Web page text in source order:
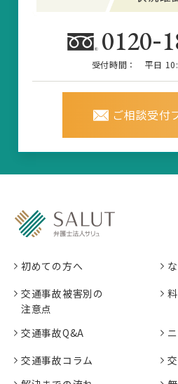
0120-
受付時間： 平日
ご相談受付
初めての方へ
交通事故被害別の
注意点
交通事故Q&A
交通事故コラム